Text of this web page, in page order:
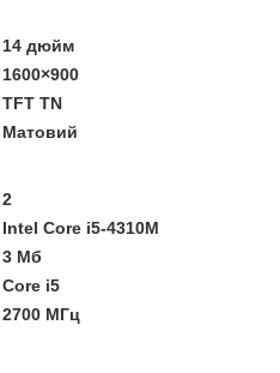
14 дюйм
1600×900
TFT TN
Матовий
2
Intel Core i5-4310M
3 Мб
Core i5
2700 МГц